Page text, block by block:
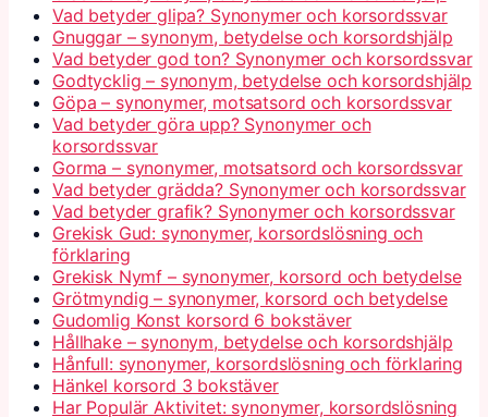
Vad betyder glipa? Synonymer och korsordssvar
Gnuggar – synonym, betydelse och korsordshjälp
Vad betyder god ton? Synonymer och korsordssvar
Godtycklig – synonym, betydelse och korsordshjälp
Göpa – synonymer, motsatsord och korsordssvar
Vad betyder göra upp? Synonymer och
korsordssvar
Gorma – synonymer, motsatsord och korsordssvar
Vad betyder grädda? Synonymer och korsordssvar
Vad betyder grafik? Synonymer och korsordssvar
Grekisk Gud: synonymer, korsordslösning och
förklaring
Grekisk Nymf – synonymer, korsord och betydelse
Grötmyndig – synonymer, korsord och betydelse
Gudomlig Konst korsord 6 bokstäver
Hållhake – synonym, betydelse och korsordshjälp
Hånfull: synonymer, korsordslösning och förklaring
Hänkel korsord 3 bokstäver
Har Populär Aktivitet: synonymer, korsordslösning